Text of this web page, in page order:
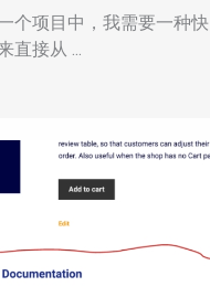
个项目中，我需要一种快
直接从 ...